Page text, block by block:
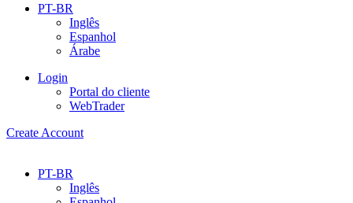
PT-BR
Inglês
Espanhol
Árabe
Login
Portal do cliente
WebTrader
Create Account
PT-BR
Inglês